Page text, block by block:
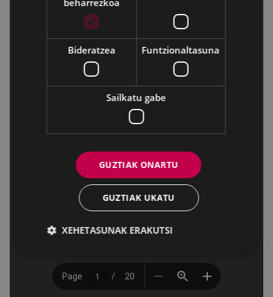
beharrezkoa
Bideratzea Funtzionaltasuna
Sailkatu gabe
GUZTIAK ONARTU
GUZTIAK UKATU
XEHETASUNAK ERAKUTSI